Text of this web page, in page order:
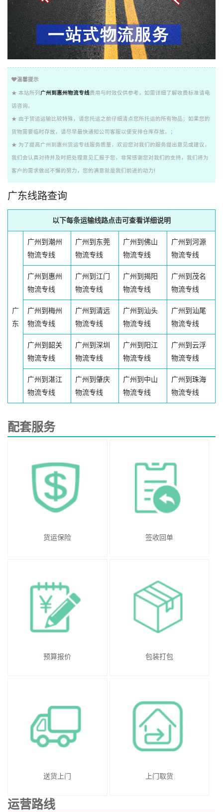
温馨提示
★ 本站所列 广州到惠州物流专线费用与时效仅供参考，如需详细了解收费标准请电
话咨询。
★ 由于货运运输比较特殊，请您托运之前仔细清点您所托运的所有物品；如果您的
货物需要临时存放，请尽早最快通知公司客服以便安排仓库存放。；
★ 为了提高广州到惠州货运专线服务质量，欢迎您对我们的服务提出意见或建议，
我们会认真对待并及时把处理意见汇报于您，非常感谢您对我们的支持，我们将为
客户的需求做出不懈的努力，您的满意就是我们前进的动力!
广东线路查询
以下每条运输线路点击可查看详细说明
广
东
广州到潮州
物流专线
广州到东莞
物流专线
广州到佛山
物流专线
广州到河源
物流专线
广州到惠州
物流专线
广州到江门
物流专线
广州到揭阳
物流专线
广州到茂名
物流专线
广州到梅州
物流专线
广州到清远
物流专线
广州到汕头
物流专线
广州到汕尾
物流专线
广州到韶关
物流专线
广州到深圳
物流专线
广州到阳江
物流专线
广州到云浮
物流专线
广州到湛江
物流专线
广州到肇庆
物流专线
广州到中山
物流专线
广州到珠海
物流专线
配套服务
货运保险 签收回单
预算报价 包装打包
送货上门 上门取货
运营路线